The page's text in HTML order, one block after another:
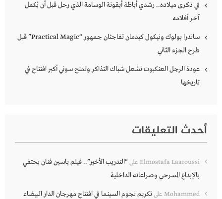
في ذكرى ميلاده.. رشدي أباظة أيقونة الوسامة الذي رحل قبل أن يُكمل
آخر أفلامه
ساندرا بولوك ونيكول كيدمان تفاجئان جمهور “Practical Magic” قبل
طرح الجزء الثاني
عودة الرجل العنكبوت تشعل شباك التذاكر وتمنح سوني أكبر افتتاح في
تاريخها
أحدث التعليقات
Elmostafa Laaroussi على“التدريب الأخير”.. فيلم ياسين فنان يحتفي
بالإبداع المسرحي وصراعاته الداخلية
Mohammed علىتكريم نجوم السينما في افتتاح مهرجان الدار البيضاء